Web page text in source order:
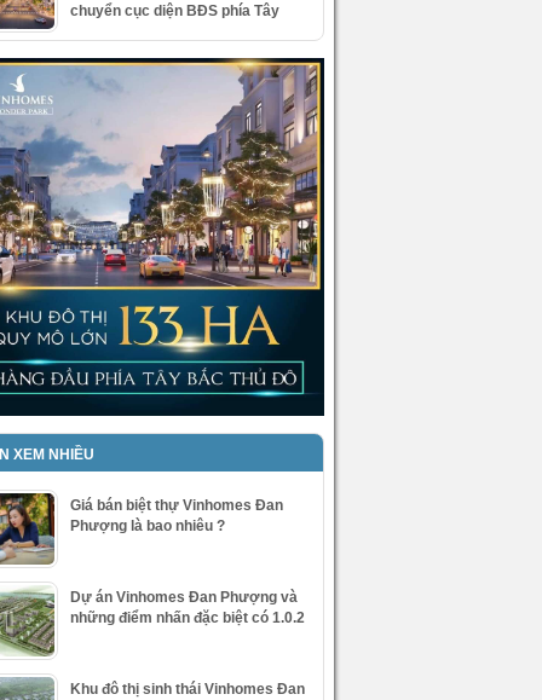
chuyển cục diện BĐS phía Tây
XEM NHIỀU
Giá bán biệt thự Vinhomes Đan
Phượng là bao nhiêu ?
Dự án Vinhomes Đan Phượng và
những điểm nhấn đặc biệt có 1.0.2
Khu đô thị sinh thái Vinhomes Đan